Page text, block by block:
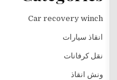
Car recovery winch
انقاذ سيارات
نقل كرفانات
ونش انقاذ